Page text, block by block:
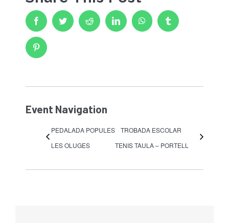
ESCOLA BTT 2.0 CURS 25-26
FacebookTwitter Reddit LinkedIn WhatsAppTumblr
Pinterest
Event Navigation
PEDALADA POPULES
LES OLUGES
TROBADA ESCOLAR
TENIS TAULA – PORTELL